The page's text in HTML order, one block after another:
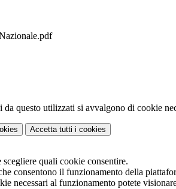
da questo utilizzati si avvalgono di cookie
Accetta tutti i cookies
scegliere quali cookie consentire.
consentono il funzionamento della
necessari al funzionamento potete